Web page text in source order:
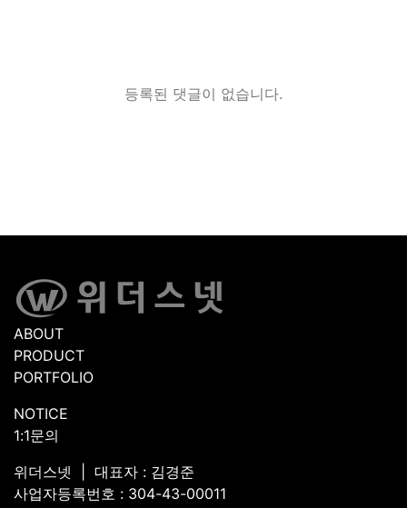
등록된 댓글이 없습니다.
ABOUT
PRODUCT
PORTFOLIO
NOTICE
1:1문의
위더스넷 | 대표자 : 김경준
사업자등록번호 : 304-43-00011